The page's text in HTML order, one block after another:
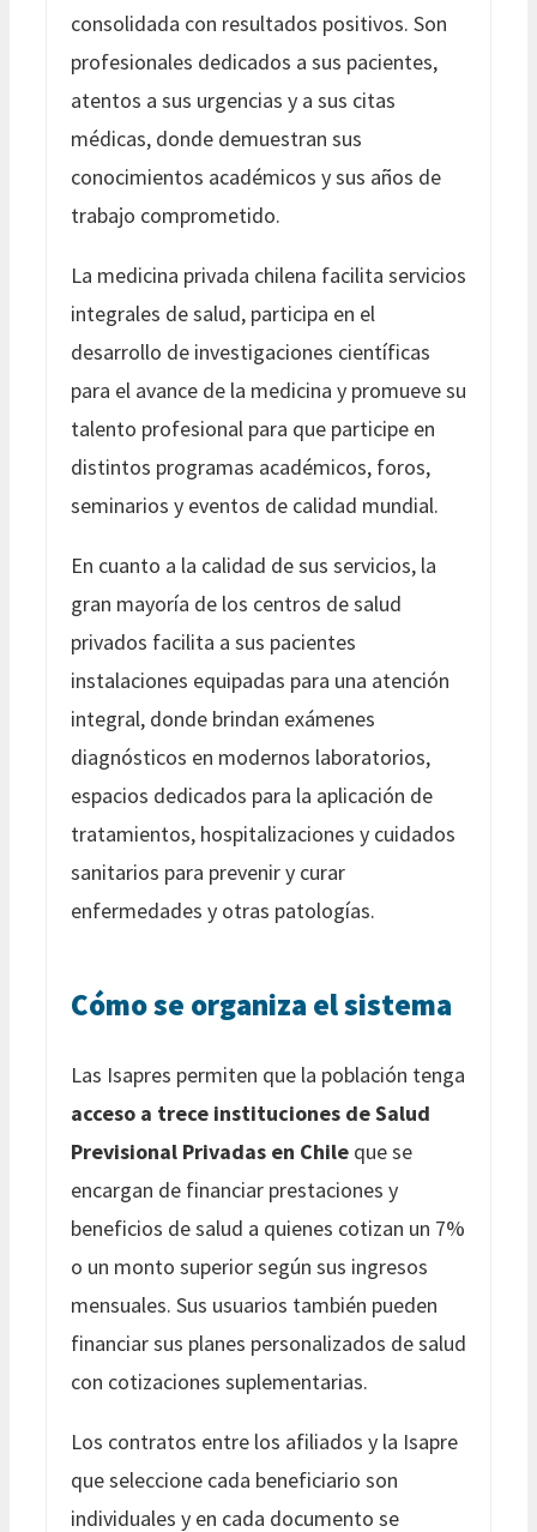
consolidada con resultados positivos. Son
profesionales dedicados a sus pacientes,
atentos a sus urgencias y a sus citas
médicas, donde demuestran sus
conocimientos académicos y sus años de
trabajo comprometido.
La medicina privada chilena facilita servicios
integrales de salud, participa en el
desarrollo de investigaciones científicas
para el avance de la medicina y promueve su
talento profesional para que participe en
distintos programas académicos, foros,
seminarios y eventos de calidad mundial.
En cuanto a la calidad de sus servicios, la
gran mayoría de los centros de salud
privados facilita a sus pacientes
instalaciones equipadas para una atención
integral, donde brindan exámenes
diagnósticos en modernos laboratorios,
espacios dedicados para la aplicación de
tratamientos, hospitalizaciones y cuidados
sanitarios para prevenir y curar
enfermedades y otras patologías.
Cómo se organiza el sistema
Las Isapres permiten que la población tenga
acceso a trece instituciones de Salud
Previsional Privadas en Chile que se
encargan de financiar prestaciones y
beneficios de salud a quienes cotizan un 7%
o un monto superior según sus ingresos
mensuales. Sus usuarios también pueden
financiar sus planes personalizados de salud
con cotizaciones suplementarias.
Los contratos entre los afiliados y la Isapre
que seleccione cada beneficiario son
individuales y en cada documento se